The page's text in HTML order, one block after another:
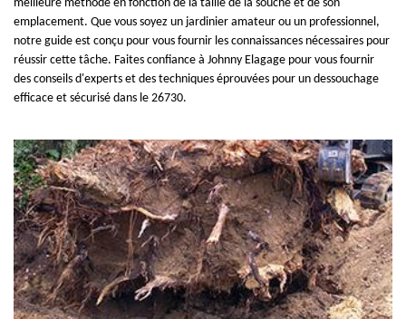
meilleure méthode en fonction de la taille de la souche et de son
emplacement. Que vous soyez un jardinier amateur ou un professionnel,
notre guide est conçu pour vous fournir les connaissances nécessaires pour
réussir cette tâche. Faites confiance à Johnny Elagage pour vous fournir
des conseils d'experts et des techniques éprouvées pour un dessouchage
efficace et sécurisé dans le 26730.